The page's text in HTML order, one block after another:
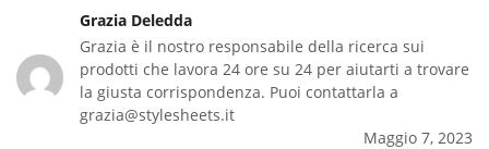
Grazia Deledda
Grazia è il nostro responsabile della ricerca sui
prodotti che lavora 24 ore su 24 per aiutarti a trovare
la giusta corrispondenza. Puoi contattarla a
grazia@stylesheets.it
Maggio 7, 2023